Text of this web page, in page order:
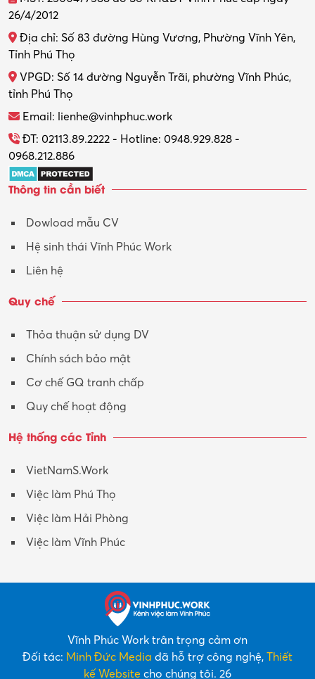
26/4/2012
Địa chỉ: Số 83 đường Hùng Vương, Phường Vĩnh Yên,
Tỉnh Phú Thọ
VPGD: Số 14 đường Nguyễn Trãi, phường Vĩnh Phúc,
tỉnh Phú Thọ
Email: lienhe@vinhphuc.work
ĐT: 02113.89.2222 - Hotline: 0948.929.828 -
0968.212.886
Thông tin cần biết
Dowload mẫu CV
Hệ sinh thái Vĩnh Phúc Work
Liên hệ
Quy chế
Thỏa thuận sử dụng DV
Chính sách bảo mật
Cơ chế GQ tranh chấp
Quy chế hoạt động
Hệ thống các Tỉnh
VietNamS.Work
Việc làm Phú Thọ
Việc làm Hải Phòng
Việc làm Vĩnh Phúc
Vĩnh Phúc Work trân trọng cảm ơn
Đối tác: Minh Đức Media đã hỗ trợ công nghệ, Thiết
kế Website cho chúng tôi. 26